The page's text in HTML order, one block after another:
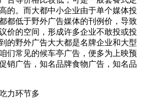
的。而大都中小企业由于单个媒体投
都低于野外广告媒体的刊例价，导致
价的空间，形成许多企业不敢投或投
的野外广告大大都是名牌企业和大型
们常见的候车亭广告，便多为上映预
销广告，知名品牌食物广告，知名品
力环节多